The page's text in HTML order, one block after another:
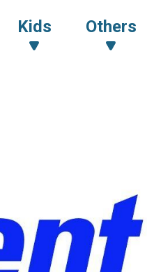
Kids Others